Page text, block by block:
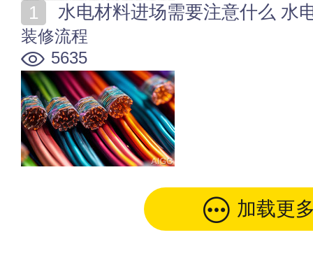
水电材料进场需要注意什么 水
装修流程
5635
加载更